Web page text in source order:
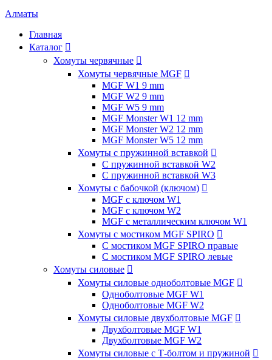
Алматы
Главная
Каталог 
Хомуты червячные 
Хомуты червячные MGF 
MGF W1 9 mm
MGF W2 9 mm
MGF W5 9 mm
MGF Monster W1 12 mm
MGF Monster W2 12 mm
MGF Monster W5 12 mm
Хомуты с пружинной вставкой 
С пружинной вставкой W2
С пружинной вставкой W3
Хомуты с бабочкой (ключом) 
MGF с ключом W1
MGF с ключом W2
MGF с металлическим ключом W1
Хомуты с мостиком MGF SPIRO 
С мостиком MGF SPIRO правые
С мостиком MGF SPIRO левые
Хомуты силовые 
Хомуты силовые одноболтовые MGF 
Одноболтовые MGF W1
Одноболтовые MGF W2
Хомуты силовые двухболтовые MGF 
Двухболтовые MGF W1
Двухболтовые MGF W2
Хомуты силовые с Т-болтом и пружиной 